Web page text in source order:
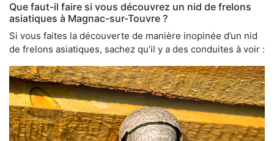
Que faut-il faire si vous découvrez un nid de frelons
asiatiques à Magnac-sur-Touvre ?
Si vous faites la découverte de manière inopinée d’un nid
de frelons asiatiques, sachez qu’il y a des conduites à voir :